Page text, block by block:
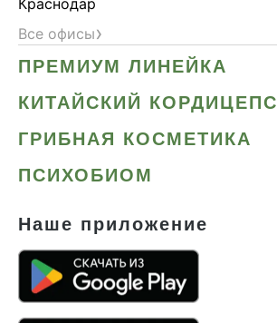
Все офисы›
ПРЕМИУМ ЛИНЕЙКА
КИТАЙСКИЙ КОРДИЦЕПС
ГРИБНАЯ КОСМЕТИКА
ПСИХОБИОМ
Наше приложение